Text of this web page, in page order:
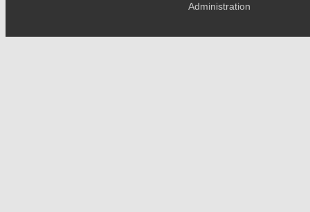
Administration